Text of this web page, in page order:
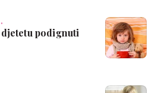
podignuti